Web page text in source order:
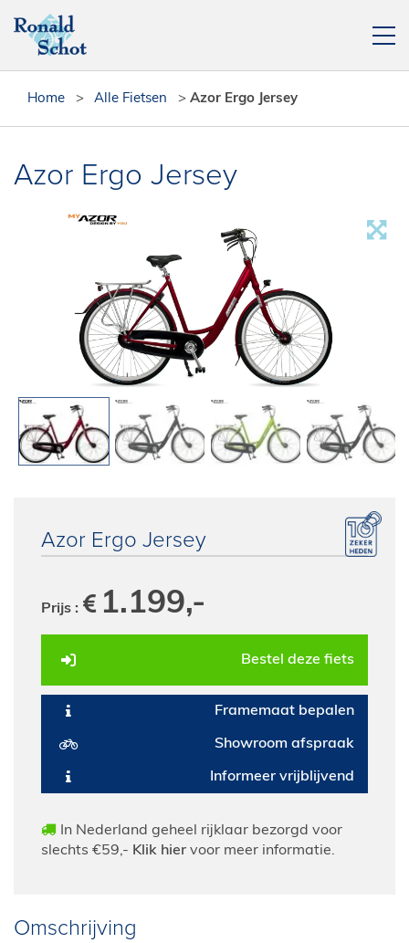
Fietsen
Actie fietsen
[php snippet=16]
Reparatieplanner
E-Bike private shopping
Home > Alle Fietsen > Azor Ergo Jersey
Azor Ergo Jersey
Azor Ergo Jersey
Prijs : 1.199,-
Bestel deze fiets
Framemaat bepalen
Showroom afspraak
Informeer vrijblijvend
In Nederland geheel rijklaar bezorgd voor
slechts €59,- Klik hier voor meer informatie.
Omschrijving